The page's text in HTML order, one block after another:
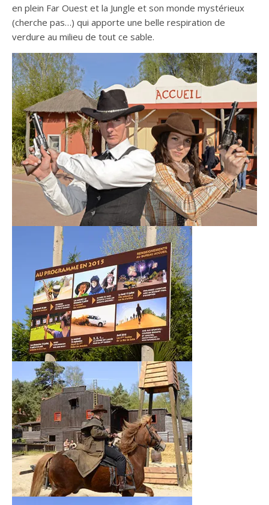
en plein Far Ouest et la Jungle et son monde mystérieux
(cherche pas…) qui apporte une belle respiration de
verdure au milieu de tout ce sable.